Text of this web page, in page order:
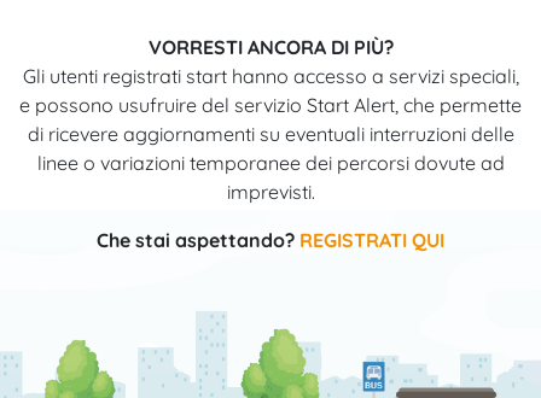
VORRESTI ANCORA DI PIÙ?
Gli utenti registrati start hanno accesso a servizi speciali,
e possono usufruire del servizio Start Alert, che permette
di ricevere aggiornamenti su eventuali interruzioni delle
linee o variazioni temporanee dei percorsi dovute ad
imprevisti.
Che stai aspettando? REGISTRATI QUI